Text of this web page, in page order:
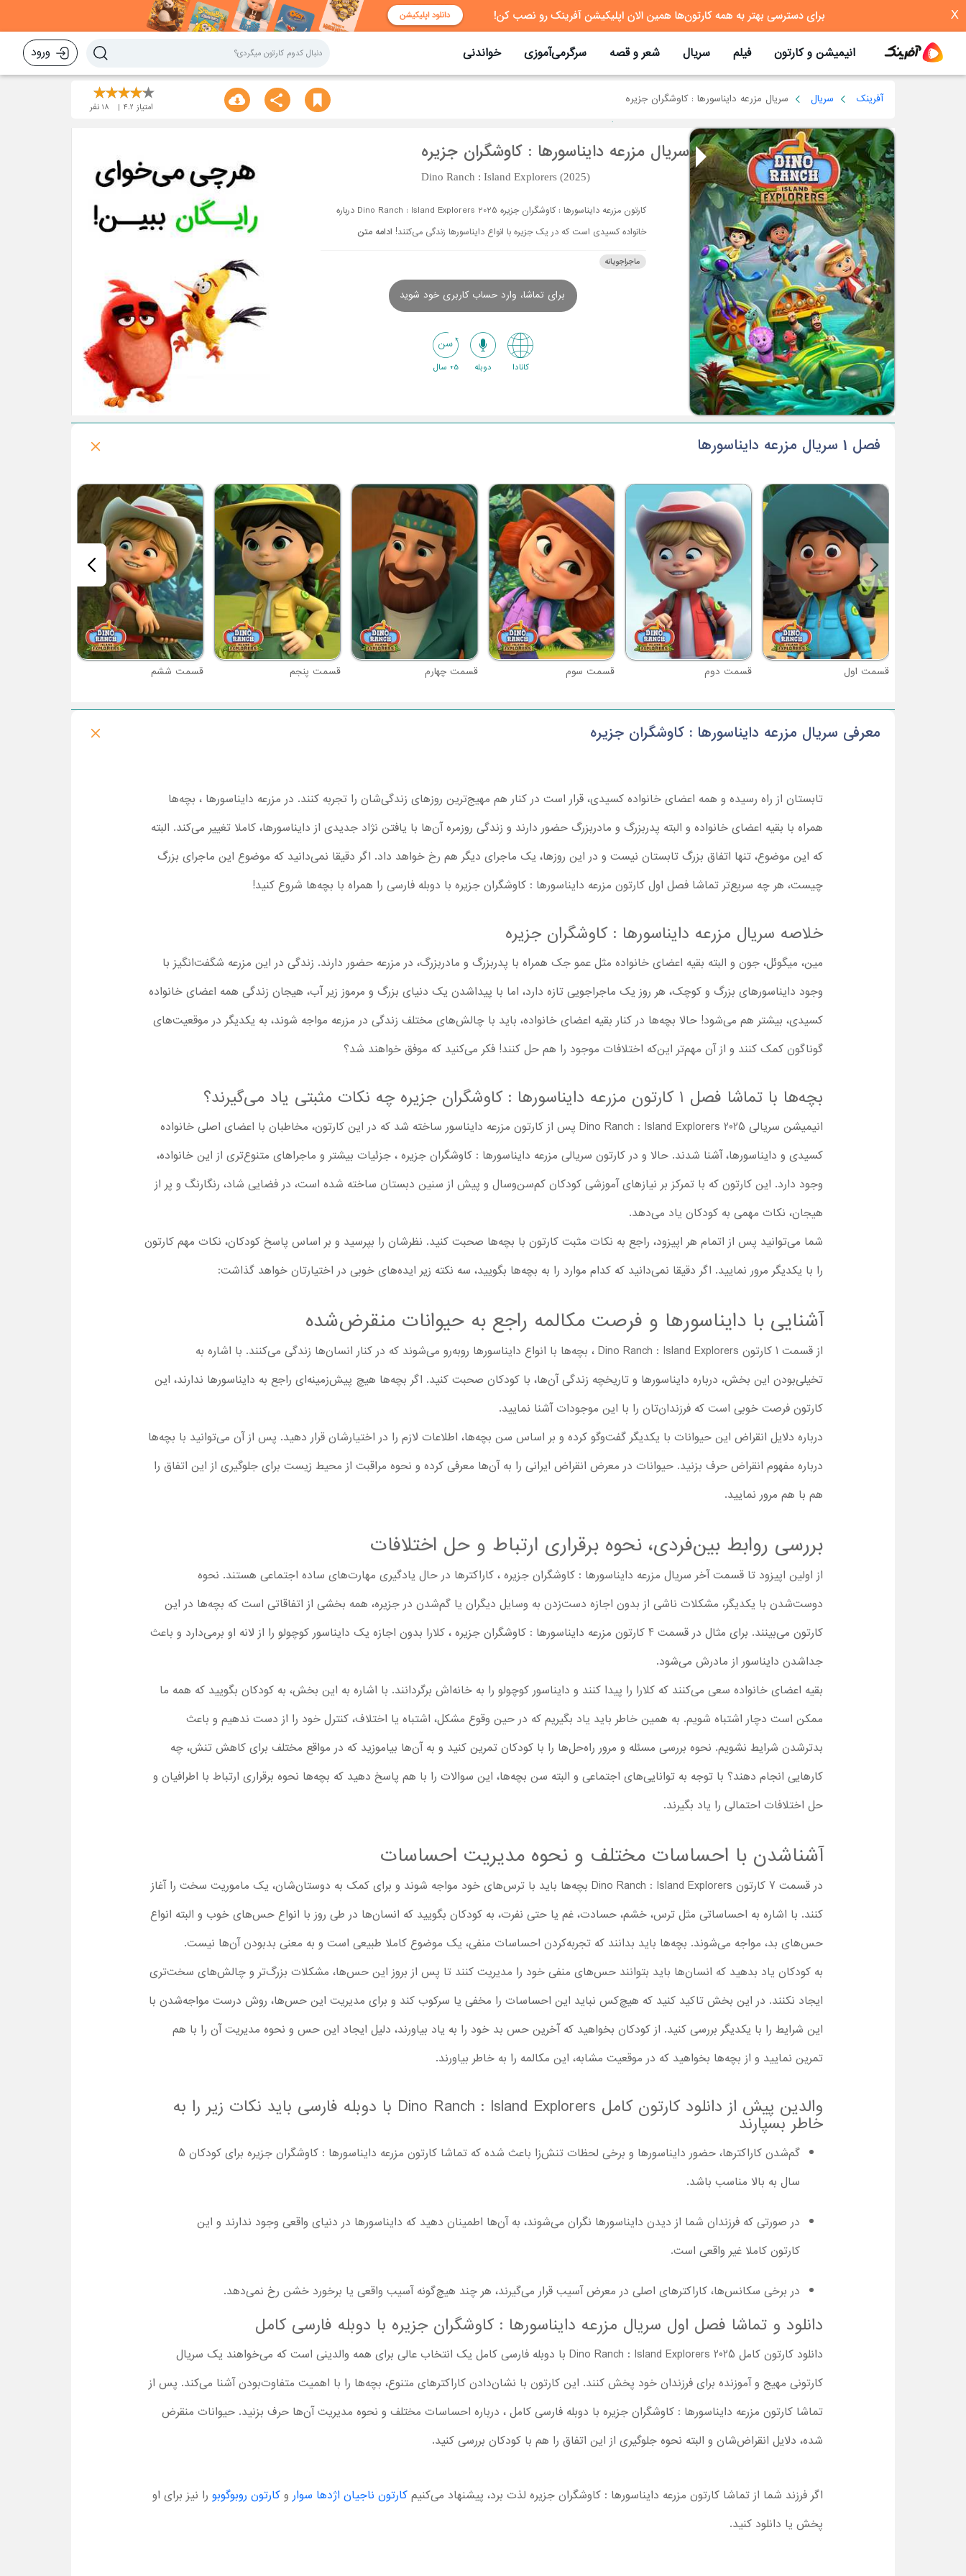
X
انیمیشن و کارتون فیلم سریال شعر و قصه سرگرمی‌آموزی خواندنی ورود
آفرینک سریال سریال مزرعه دایناسورها : کاوشگران جزیره
امتیاز 4.2
18نفر
سریال مزرعه دایناسورها : کاوشگران جزیره
Dino Ranch : Island Explorers (2025)
کارتون مزرعه دایناسورها : کاوشگران جزیره Dino Ranch : Island Explorers 2025 درباره
خانواده کسیدی است که در یک جزیره با انواع دایناسورها زندگی می‌کنند! ادامه متن
ماجراجویانه
برای تماشا، وارد حساب کاربری خود شوید
کانادا دوبله 5+ سال
فصل 1 سریال مزرعه دایناسورها
قسمت اول قسمت دوم قسمت سوم قسمت چهارم قسمت پنجم قسمت ششم
معرفی سریال مزرعه دایناسورها : کاوشگران جزیره
تابستان از راه رسیده و همه اعضای خانواده کسیدی، قرار است در کنار هم مهیج‌ترین روزهای زندگی‌شان را تجربه کنند. در مزرعه دایناسورها ، بچه‌ها
همراه با بقیه اعضای خانواده و البته پدربزرگ و مادربزرگ حضور دارند و زندگی روزمره آن‌ها با یافتن نژاد جدیدی از دایناسورها، کاملا تغییر می‌کند. البته
که این موضوع، تنها اتفاق بزرگ تابستان نیست و در این روزها، یک ماجرای دیگر هم رخ خواهد داد. اگر دقیقا نمی‌دانید که موضوع این ماجرای بزرگ
چیست، هر چه سریع‌تر تماشا فصل اول کارتون مزرعه دایناسورها : کاوشگران جزیره با دوبله فارسی را همراه با بچه‌ها شروع کنید!
خلاصه سریال مزرعه دایناسورها : کاوشگران جزیره
مین، میگوئل، جون و البته بقیه اعضای خانواده مثل عمو جک همراه با پدربزرگ و مادربزرگ، در مزرعه حضور دارند. زندگی در این مزرعه شگفت‌انگیز با
وجود دایناسورهای بزرگ و کوچک، هر روز یک ماجراجویی تازه دارد، اما با پیداشدن یک دنیای بزرگ و مرموز زیر آب، هیجان زندگی همه اعضای خانواده
کسیدی، بیشتر هم می‌شود! حالا بچه‌ها در کنار بقیه اعضای خانواده، باید با چالش‌های مختلف زندگی در مزرعه مواجه شوند، به یکدیگر در موقعیت‌های
گوناگون کمک کنند و از آن مهم‌تر این‌که اختلافات موجود را هم حل کنند! فکر می‌کنید که موفق خواهند شد؟
بچه‌ها با تماشا فصل 1 کارتون مزرعه دایناسورها : کاوشگران جزیره چه نکات مثبتی یاد می‌گیرند؟
انیمیشن سریالی Dino Ranch : Island Explorers 2025 پس از کارتون مزرعه دایناسور ساخته شد که در این کارتون، مخاطبان با اعضای اصلی خانواده
کسیدی و دایناسورها، آشنا شدند. حالا و در کارتون سریالی مزرعه دایناسورها : کاوشگران جزیره ، جزئیات بیشتر و ماجراهای متنوع‌تری از این خانواده،
وجود دارد. این کارتون که با تمرکز بر نیازهای آموزشی کودکان کم‌سن‌وسال و پیش از سنین دبستان ساخته شده است، در فضایی شاد، رنگارنگ و پر از
هیجان، نکات مهمی به کودکان یاد می‌دهد.
شما می‌توانید پس از اتمام هر اپیزود، راجع به نکات مثبت کارتون با بچه‌ها صحبت کنید. نظرشان را بپرسید و بر اساس پاسخ کودکان، نکات مهم کارتون
را با یکدیگر مرور نمایید. اگر دقیقا نمی‌دانید که کدام موارد را به بچه‌ها بگویید، سه نکته زیر ایده‌های خوبی در اختیارتان خواهد گذاشت:
آشنایی با دایناسورها و فرصت مکالمه راجع به حیوانات منقرض‌شده
از قسمت 1 کارتون Dino Ranch : Island Explorers ، بچه‌ها با انواع دایناسورها روبه‌رو می‌شوند که در کنار انسان‌ها زندگی می‌کنند. با اشاره به
تخیلی‌بودن این بخش، درباره دایناسورها و تاریخچه زندگی آن‌ها، با کودکان صحبت کنید. اگر بچه‌ها هیچ پیش‌زمینه‌ای راجع به دایناسورها ندارند، این
کارتون فرصت خوبی است که فرزندان‌تان را با این موجودات آشنا نمایید.
درباره دلایل انقراض این حیوانات با یکدیگر گفت‌وگو کرده و بر اساس سن بچه‌ها، اطلاعات لازم را در اختیارشان قرار دهید. پس از آن می‌توانید با بچه‌ها
درباره مفهوم انقراض حرف بزنید. حیوانات در معرض انقراض ایرانی را به آن‌ها معرفی کرده و نحوه مراقبت از محیط زیست برای جلوگیری از این اتفاق را
هم با هم مرور نمایید.
بررسی روابط بین‌فردی، نحوه برقراری ارتباط و حل اختلافات
از اولین اپیزود تا قسمت آخر سریال مزرعه دایناسورها : کاوشگران جزیره ، کاراکترها در حال یادگیری مهارت‌های ساده اجتماعی هستند. نحوه
دوست‌شدن با یکدیگر، مشکلات ناشی از بدون اجازه دست‌زدن به وسایل دیگران یا گم‌شدن در جزیره، همه بخشی از اتفاقاتی است که بچه‌ها در این
کارتون می‌بینند. برای مثال در قسمت 4 کارتون مزرعه دایناسورها : کاوشگران جزیره ، کلارا بدون اجازه یک دایناسور کوچولو را از لانه او برمی‌دارد و باعث
جداشدن دایناسور از مادرش می‌شود.
بقیه اعضای خانواده سعی می‌کنند که کلارا را پیدا کنند و دایناسور کوچولو را به خانه‌اش برگردانند. با اشاره به این بخش، به کودکان بگویید که همه ما
ممکن است دچار اشتباه شویم. به همین خاطر باید یاد بگیریم که در حین وقوع مشکل، اشتباه یا اختلاف، کنترل خود را از دست ندهیم و باعث
بدترشدن شرایط نشویم. نحوه بررسی مسئله و مرور راه‌حل‌ها را با کودکان تمرین کنید و به آن‌ها بیاموزید که در مواقع مختلف برای کاهش تنش، چه
کارهایی انجام دهند؟ با توجه به توانایی‌های اجتماعی و البته سن بچه‌ها، این سوالات را با هم پاسخ دهید که بچه‌ها نحوه برقراری ارتباط با اطرافیان و
حل اختلافات احتمالی را یاد بگیرند.
آشناشدن با احساسات مختلف و نحوه مدیریت احساسات
در قسمت 7 کارتون Dino Ranch : Island Explorers بچه‌ها باید با ترس‌های خود مواجه شوند و برای کمک به دوستان‌شان، یک ماموریت سخت را آغاز
کنند. با اشاره به احساساتی مثل ترس، خشم، حسادت، غم یا حتی نفرت، به کودکان بگویید که انسان‌ها در طی روز با انواع حس‌های خوب و البته انواع
حس‌های بد، مواجه می‌شوند. بچه‌ها باید بدانند که تجربه‌کردن احساسات منفی، یک موضوع کاملا طبیعی است و به معنی بدبودن آن‌ها نیست.
به کودکان یاد بدهید که انسان‌ها باید بتوانند حس‌های منفی خود را مدیریت کنند تا پس از بروز این حس‌‌ها، مشکلات بزرگ‌تر و چالش‌های سخت‌تری
ایجاد نکنند. در این بخش تاکید کنید که هیچ‌کس نباید این احساسات را مخفی یا سرکوب کند و برای مدیریت این حس‌ها، روش درست مواجه‌شدن با
این شرایط را با یکدیگر بررسی کنید. از کودکان بخواهید که آخرین حس بد خود را به یاد بیاورند، دلیل ایجاد این حس و نحوه مدیریت آن را با هم
تمرین نمایید و از بچه‌ها بخواهید که در موقعیت مشابه، این مکالمه را به خاطر بیاورند.
والدین پیش از دانلود کارتون کامل Dino Ranch : Island Explorers با دوبله فارسی باید نکات زیر را به
خاطر بسپارند
گم‌شدن کاراکترها، حضور دایناسورها و برخی لحظات تنش‌زا باعث شده که تماشا کارتون مزرعه دایناسورها : کاوشگران جزیره برای کودکان 5
سال به بالا مناسب باشد.
در صورتی که فرزندان شما از دیدن دایناسورها نگران می‌شوند، به آن‌ها اطمینان دهید که دایناسورها در دنیای واقعی وجود ندارند و این
کارتون کاملا غیر واقعی است.
در برخی سکانس‌ها، کاراکترهای اصلی در معرض آسیب قرار می‌گیرند، هر چند هیچ‌گونه آسیب واقعی یا برخورد خشن رخ نمی‌دهد.
دانلود و تماشا فصل اول سریال مزرعه دایناسورها : کاوشگران جزیره با دوبله فارسی کامل
دانلود کارتون کامل Dino Ranch : Island Explorers 2025 با دوبله فارسی کامل یک انتخاب عالی برای همه والدینی است که می‌خواهند یک سریال
کارتونی مهیج و آموزنده برای فرزندان خود پخش کنند. این کارتون با نشان‌دادن کاراکترهای متنوع، بچه‌ها را با اهمیت متفاوت‌بودن آشنا می‌کند. پس از
تماشا کارتون مزرعه دایناسورها : کاوشگران جزیره با دوبله فارسی کامل ، درباره احساسات مختلف و نحوه مدیریت آن‌ها حرف بزنید. حیوانات منقرض
شده، دلایل انقراض‌شان و البته نحوه جلوگیری از این اتفاق را هم با کودکان بررسی کنید.
اگر فرزند شما از تماشا کارتون مزرعه دایناسورها : کاوشگران جزیره لذت برد، پیشنهاد می‌کنیم کارتون ناجیان اژدها سوار و کارتون روبوگوبو را نیز برای او
پخش یا دانلود کنید.